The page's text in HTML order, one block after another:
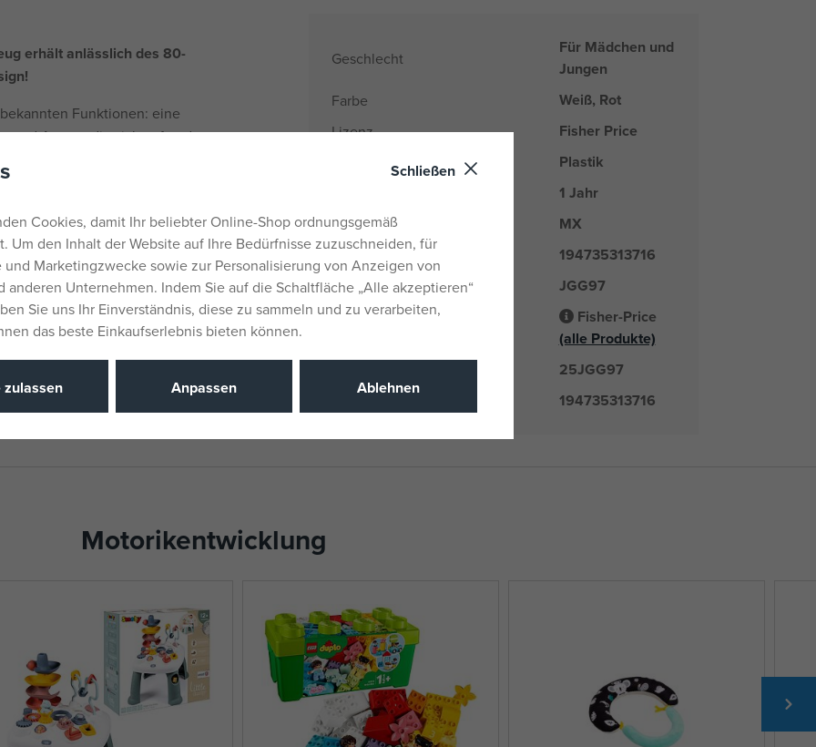
erhält anlässlich des 80-
Funktionen: eine
und Augen, die sich auf und
gleichzeitig ihre
Geschlecht
Für Mädchen und
Jungen
Farbe Weiß, Rot
Lizenz Fisher Price
Plastik
1 Jahr
Herkunftsland MX
EANs 194735313716
Liefernummer JGG97
Fisher-Price
(alle Produkte)
25JGG97
194735313716
Motorikentwicklung
Schließen
Cookies, damit Ihr beliebter Online-Shop ordnungsgemäß
Um den Inhalt der Website auf Ihre Bedürfnisse zuzuschneiden, für
und Marketingzwecke sowie zur Personalisierung von Anzeigen von
anderen Unternehmen. Indem Sie auf die Schaltfläche „Alle akzeptieren“
Sie uns Ihr Einverständnis, diese zu sammeln und zu verarbeiten,
das beste Einkaufserlebnis bieten können.
zulassen Anpassen Ablehnen